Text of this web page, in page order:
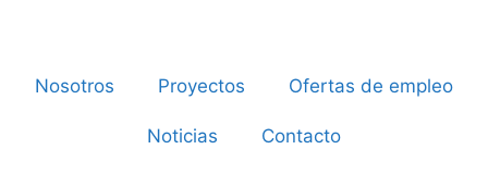
Nosotros Proyectos Ofertas de empleo
Noticias Contacto